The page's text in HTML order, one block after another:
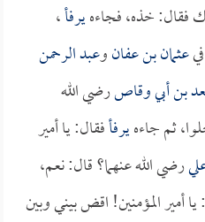
فقال: خذه، فجاءهيرفأ،
عثمان بن عفانوعبد الرحمن
بن أبي وقاصرضي الله
ثم جاءهيرفأفقال: يا أمير
رضي الله عنهما؟ قال: نعم،
: يا أمير المؤمنين! اقض بيني وبين